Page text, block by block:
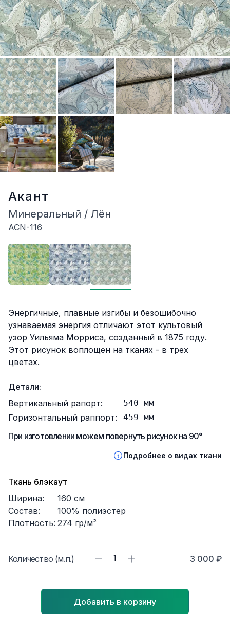
Акант
Минеральный / Лён
ACN-116
Описание
Энергичные, плавные изгибы и безошибочно
узнаваемая энергия отличают этот культовый
узор Уильяма Морриса, созданный в 1875 году.
Этот рисунок воплощен на тканях - в трех
цветах.
Детали:
Вертикальный рапорт:
540 мм
Горизонтальный раппорт: 459 мм
При изготовлении можем повернуть рисунок на 90°
Подробнее о видах ткани
Ткань блэкаут
Ширина:
160 см
Состав:
100% полиэстер
Плотность: 274 гр/м²
Количество (м.п.) 1 3 000 ₽
Добавить в корзину